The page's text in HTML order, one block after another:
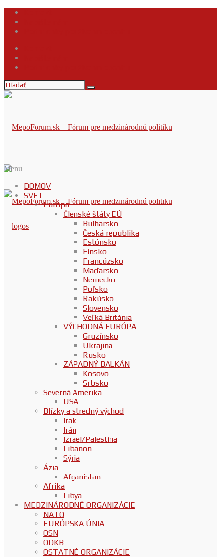
Menu
DOMOV
SVET
Európa
Členské štáty EÚ
Bulharsko
Česká republika
Estónsko
Fínsko
Francúzsko
Maďarsko
Nemecko
Poľsko
Rakúsko
Slovensko
Veľká Británia
VÝCHODNÁ EURÓPA
Gruzínsko
Ukrajina
Rusko
ZÁPADNÝ BALKÁN
Kosovo
Srbsko
Severná Amerika
USA
Blízky a stredný východ
Irak
Irán
Izrael/Palestína
Libanon
Sýria
Ázia
Afganistan
Afrika
Libya
MEDZINÁRODNÉ ORGANIZÁCIE
NATO
EURÓPSKA ÚNIA
OSN
ODKB
OSTATNÉ ORGANIZÁCIE